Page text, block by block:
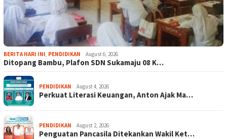
BERITA HARI INI PENDIDIKAN August 6, 2026
Ditopang Bambu, Plafon SDN Sukamaju 08 K…
PENDIDIKAN August 4, 2026
Perkuat Literasi Keuangan, Anton Ajak Ma…
PENDIDIKAN August 2, 2026
Penguatan Pancasila Ditekankan Wakil Ket…